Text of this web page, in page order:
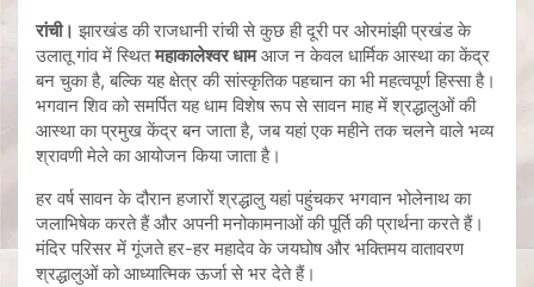
रांची। झारखंड की राजधानी रांची से कुछ ही दूरी पर ओरमांझी प्रखंड के
उलातू गांव में स्थितमहाकालेश्वर धामआज न केवल धार्मिक आस्था का केंद्र
बन चुका है, बल्कि यह क्षेत्र की सांस्कृतिक पहचान का भी महत्वपूर्ण हिस्सा है।
भगवान शिव को समर्पित यह धाम विशेष रूप से सावन माह में श्रद्धालुओं की
आस्था का प्रमुख केंद्र बन जाता है, जब यहां एक महीने तक चलने वाले भव्य
श्रावणी मेले का आयोजन किया जाता है।
हर वर्ष सावन के दौरान हजारों श्रद्धालु यहां पहुंचकर भगवान भोलेनाथ का
जलाभिषेक करते हैं और अपनी मनोकामनाओं की पूर्ति की प्रार्थना करते हैं।
मंदिर परिसर में गूंजते हर-हर महादेव के जयघोष और भक्तिमय वातावरण
श्रद्धालुओं को आध्यात्मिक ऊर्जा से भर देते हैं।